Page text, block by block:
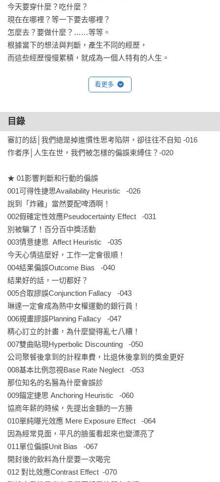
今天要穿什麼？吃什麼？
現在在哪裡？等一下要去哪裡？
怎麼去？要做什麼？……等等。
根據當下的想法與判斷，產生不同的經歷，
而這些經歷慢慢累積，就成為一個人特有的人生。
然而，我們每天都生活在充滿謬誤的慣性思考中，卻認為自己
認知而不自知。
因此，我們必須從這個狀態中醒過來，直視人的本質，
承認自己的慣性思考是偏頗的，而且充滿捷思。
那麼，到底該怎麼做呢？
人類具有「重視理性與分析」的思考體系，
以及「重視感性與直覺」的思考體系。
在特定的情況下，
人類會根據受到哪個思考體系的影響，
產生全然不同的認知。
本書收錄101種微小卻經常出現在日常生活中，
因慣性思考產生的認知偏誤。
從心理學、行為經濟學、政治學和大眾傳播理論等領域，
介紹慣性思考造成的各種謬誤、效應及迷思，
並列舉許多令人恍然大悟的真實案例，
讓我們真正理解這些慣性思考所造成的認知偏誤，
到底是如何影響著我們的日常生活。
看更多
目錄
審訂的話│我們總是掉進慣性思考陷阱，卻往往不自知 -016
作者序│人生在世，我們被怎樣的偏誤束縛住？-020
★ 01影響判斷和行動的偏誤
001可得性捷思Availability Heuristic   -026
說到「炸雞」當然要配啤酒啊！
002假確定性效應Pseudocertainty Effect   -031
別被騙了！百分百中獎活動
003情意捷思  Affect Heuristic   -035
今天心情這麼好，工作一定會很順！
004結果偏誤Outcome Bias   -040
結果好的話，一切都好？
005合取謬誤Conjunction Fallacy   -043
琳達一定會成為熱中女權運動的銀行員！
006規畫謬誤Planning Fallacy   -047
精心訂立的計畫，為什麼變得亂七八糟！
007雙曲貼現Hyperbolic Discounting   -050
公司聚餐後拿到的計程車費，比退休後拿到的獎金更好
008基本比例忽視Base Rate Neglect   -053
那位知名的名醫為什麼會誤診
009錨定捷思 Anchoring Heuristic   -060
協商年薪的時候，先提出金額的一方勝
010單純曝光效應 Mere Exposure Effect   -064
因為經常見面，平凡的臉蛋看起來也變漂亮了
011單位偏誤Unit Bias   -067
開封後的飲料為什麼要一次喝完
012 對比效應Contrast Effect  -070